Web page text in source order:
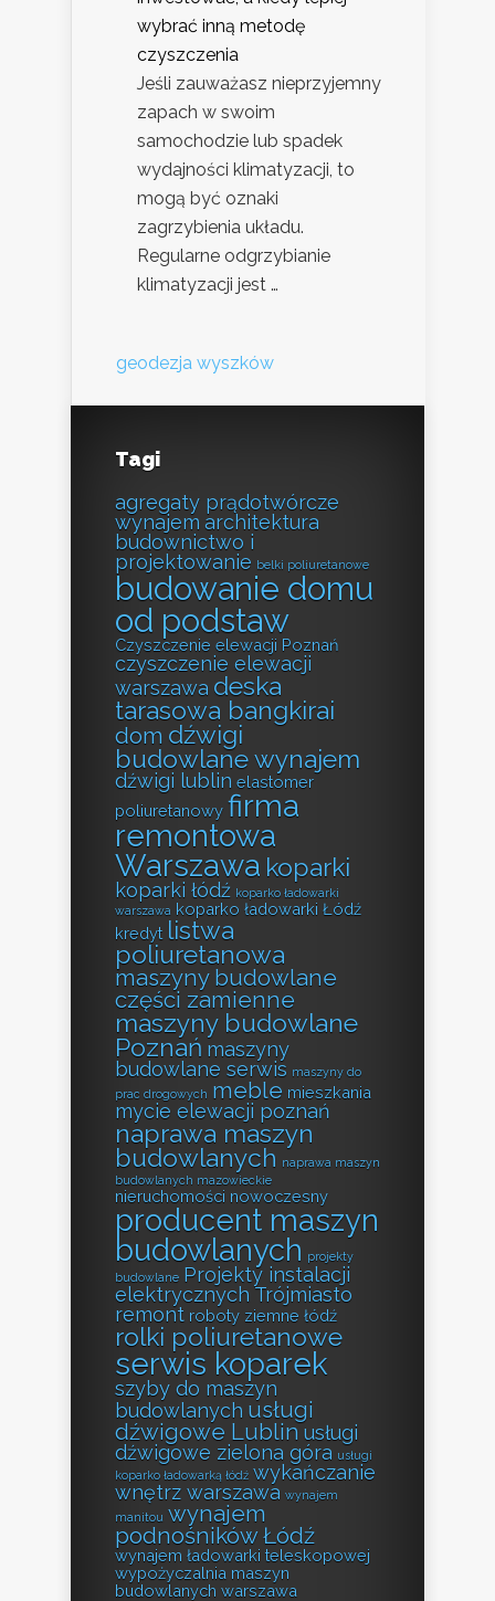
wybrać inną metodę
czyszczenia
Jeśli zauważasz nieprzyjemny
zapach w swoim
samochodzie lub spadek
wydajności klimatyzacji, to
mogą być oznaki
zagrzybienia układu.
Regularne odgrzybianie
klimatyzacji jest …
geodezja wyszków
Tagi
agregaty prądotwórcze
wynajem architektura
budownictwo i
projektowanie belki poliuretanowe
budowanie domu
od podstaw
Czyszczenie elewacji Poznań
czyszczenie elewacji
warszawa deska
tarasowa bangkirai
dom dźwigi
budowlane wynajem
dźwigi lublin elastomer
poliuretanowy firma
remontowa
Warszawa koparki
koparki łódź koparko ładowarki
warszawa koparko ładowarki Łódź
kredyt listwa
poliuretanowa
maszyny budowlane
części zamienne
maszyny budowlane
Poznań maszyny
budowlane serwis maszyny do
prac drogowych meble mieszkania
mycie elewacji poznań
naprawa maszyn
budowlanych naprawa maszyn
budowlanych mazowieckie
nieruchomości nowoczesny
producent maszyn
budowlanych projekty
budowlane Projekty instalacji
elektrycznych Trójmiasto
remont roboty ziemne łódź
rolki poliuretanowe
serwis koparek
szyby do maszyn
budowlanych usługi
dźwigowe Lublinusługi
dźwigowe zielona góra usługi
koparko ładowarką łódź wykańczanie
wnętrz warszawa wynajem
manitou wynajem
podnośników Łódź
wynajem ładowarki teleskopowej
wypożyczalnia maszyn
budowlanych warszawa